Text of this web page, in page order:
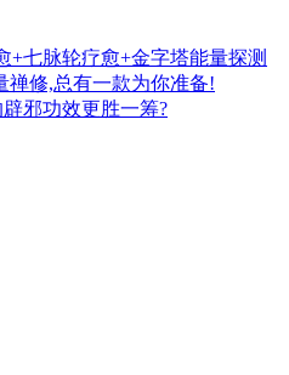
+七脉轮疗愈+金字塔能量探测
禅修,总有一款为你准备!
邪功效更胜一筹?